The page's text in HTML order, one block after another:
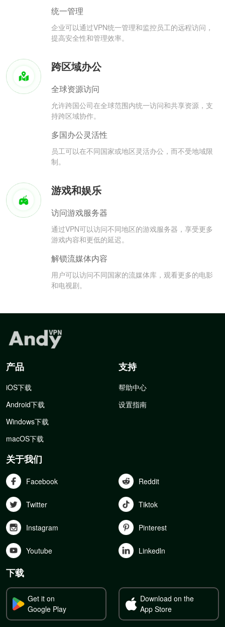
统一管理
企业可以通过VPN统一管理和监控员工的远程访问，
提高安全性和管理效率。
跨区域办公
全球资源访问
允许跨国公司在全球范围内统一访问和共享资源，支
持跨区域协作。
多国办公灵活性
员工可以在不同国家或地区灵活办公，而不受地域限
制。
游戏和娱乐
访问游戏服务器
通过VPN可以访问不同地区的游戏服务器，享受更多
游戏内容和更低的延迟。
解锁流媒体内容
用户可以访问不同国家的流媒体库，观看更多的电影
和电视剧。
产品
iOS下载
Android下载
Windows下载
macOS下载
支持
帮助中心
设置指南
关于我们
Facebook Reddit
Twitter Tiktok
Instagram Pinterest
Youtube Linkedln
下载
Get it on
Google Play
Download on the
App Store